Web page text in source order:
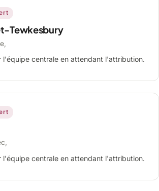
Tewkesbury
l'équipe centrale en attendant l'attribution.
l'équipe centrale en attendant l'attribution.